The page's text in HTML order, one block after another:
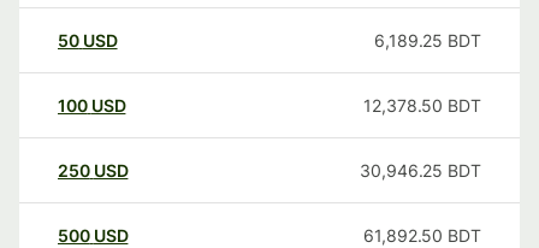
50 USD 6,189.25 BDT
100 USD 12,378.50 BDT
250 USD 30,946.25 BDT
500 USD 61,892.50 BDT